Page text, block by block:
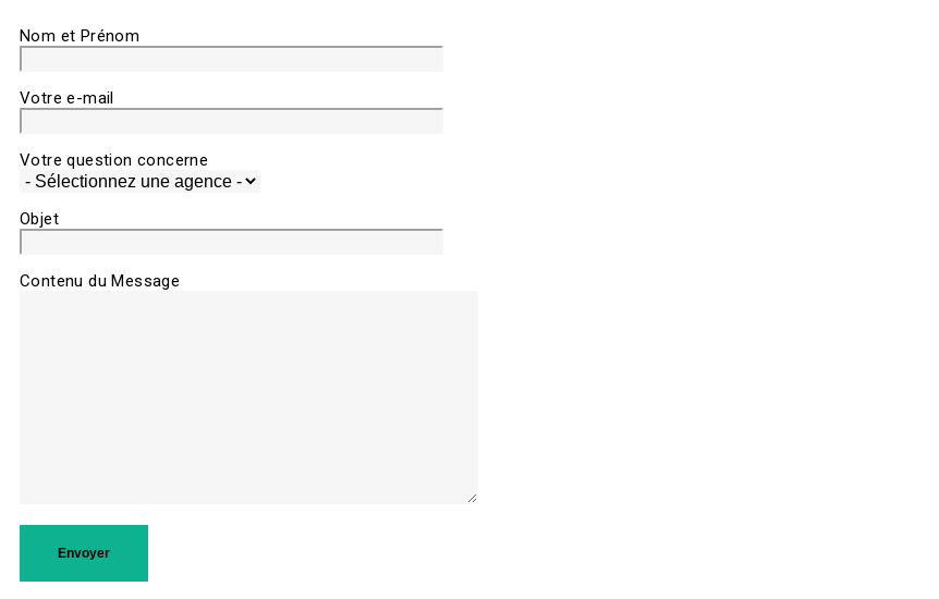
Nom et Prénom
Votre e-mail
Votre question concerne
Objet
Contenu du Message